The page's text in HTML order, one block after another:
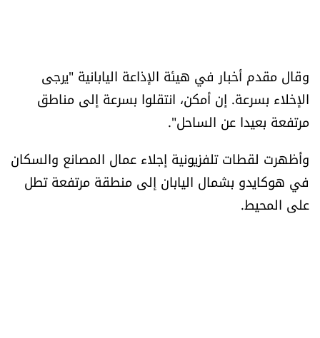
وقال مقدم أخبار في هيئة الإذاعة اليابانية "يرجى
الإخلاء بسرعة. إن أمكن، انتقلوا بسرعة إلى مناطق
مرتفعة بعيدا عن الساحل".
وأظهرت لقطات تلفزيونية إجلاء عمال المصانع والسكان
في هوكايدو بشمال اليابان إلى منطقة مرتفعة تطل
على المحيط.